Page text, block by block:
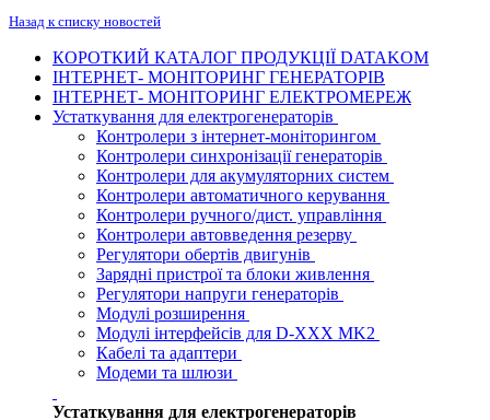
Назад к списку новостей
КОРОТКИЙ КАТАЛОГ ПРОДУКЦІЇ DATAKOM
ІНТЕРНЕТ- МОНІТОРИНГ ГЕНЕРАТОРІВ
ІНТЕРНЕТ- МОНІТОРИНГ ЕЛЕКТРОМЕРЕЖ
Устаткування для електрогенераторів
Контролери з інтернет-моніторингом
Контролери синхронізації генераторів
Контролери для акумуляторних систем
Контролери автоматичного керування
Контролери ручного/дист. управління
Контролери автовведення резерву
Регулятори обертів двигунів
Зарядні пристрої та блоки живлення
Регулятори напруги генераторів
Модулі розширення
Модулі інтерфейсів для D-XXX MK2
Кабелі та адаптери
Модеми та шлюзи
Устаткування для електрогенераторів